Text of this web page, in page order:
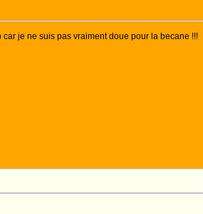
je ne suis pas vraiment doue pour la becane !!!